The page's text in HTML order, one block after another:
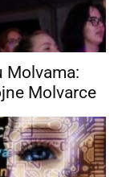
Molvama:
Molvarce